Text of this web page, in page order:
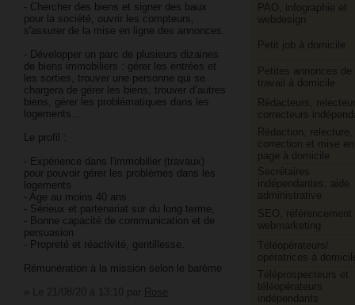
PAO, infographie et
webdesign
Petit job à domicile
Petites annonces de
travail à domicile
Rédacteurs,
correcteurs
Rédaction, relecture,
correction et mise en
page à domicile
Secrétaires
indépendantes, aide
administrative
SEO, référencement
webmarketing
Téléopérateurs/​
opératrices à
Téléprospecteurs et
téléopérateurs
indépendants
- Chercher des biens et signer des baux
pour la société, ouvrir les compteurs,
s'assurer de la mise en ligne des annonces.
- Développer un parc de plusieurs dizaines
de biens immobiliers : gérer les entrées et
les sorties, trouver une personne qui se
chargera de gérer les biens, trouver d’autres
biens, gérer les problématiques dans les
logements…
Le profil :
- Expérience dans l'immobilier (travaux)
pour pouvoir gérer les problèmes dans les
logements
- Age au moins 40 ans.
- Sérieux et partenariat sur du long terme,
- Bonne capacité de communication et de
persuasion
- Propreté et réactivité, gentillesse.
Rémunération à la mission selon le barème
»